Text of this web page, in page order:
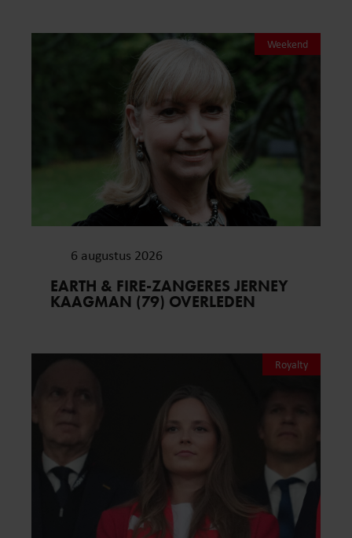
Weekend
6 augustus 2026
EARTH & FIRE-ZANGERES JERNEY
KAAGMAN (79) OVERLEDEN
Royalty